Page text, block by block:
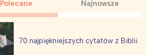
Polecane Najnowsze
70 najpiękniejszych cytatów z Biblii